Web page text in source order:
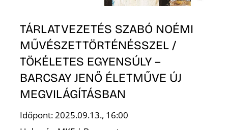
TÁRLATVEZETÉS SZABÓ NOÉMI
MŰVÉSZETTÖRTÉNÉSSZEL /
TÖKÉLETES EGYENSÚLY –
BARCSAY JENŐ ÉLETMŰVE ÚJ
MEGVILÁGÍTÁSBAN
Időpont: 2025.09.13., 16:00